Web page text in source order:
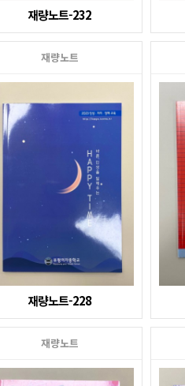
재량노트-232
재량노트
재량노트-228
재량노트